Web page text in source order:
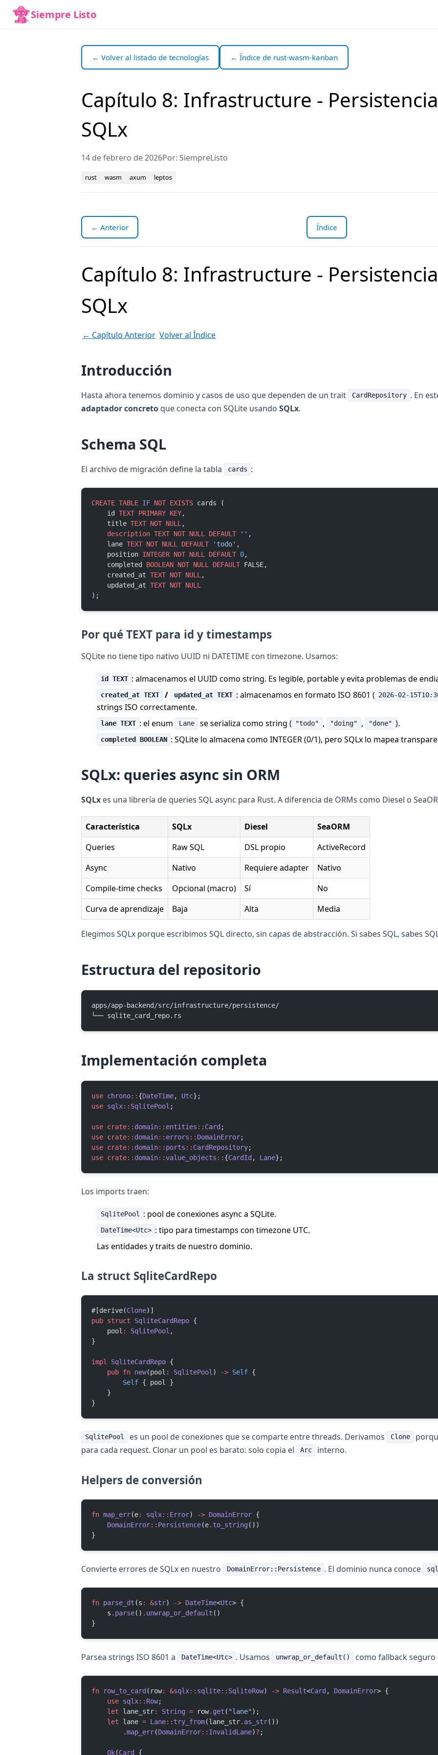
Siempre Listo
← Volver al listado de tecnologías ← Índice de rust-wasm-kanban
Capítulo 8: Infrastructure -
SQLx
14 de febrero de 2026Por: SiempreListo
rust wasm axum leptos
← Anterior Índice
Capítulo 8: Infrastructure -
SQLx
← Capítulo Anterior Volver al Índice
Introducción
Hasta ahora tenemos dominio y casos de uso que dependen de un trait CardRepository . En
adaptador concreto que conecta con SQLite usandoSQLx.
Schema SQL
El archivo de migración define la tabla cards :
CREATE TABLE IF NOT EXISTS cards (
    id
TEXT PRIMARY KEY,
    title
TEXT NOT NULL ,
    description
TEXT NOT NULL DEFAULT '' ,
    lane
TEXT NOT NULL DEFAULT 'todo' ,
    position
INTEGER NOT NULL DEFAULT 0,
    completed
BOOLEAN NOT NULL DEFAULT FALSE,
    created_at
TEXT NOT NULL ,
    updated_at
TEXT NOT NULL
);
Por qué TEXT para id y timestamps
SQLite no tiene tipo nativo UUID ni DATETIME con timezone. Usamos:
id TEXT : almacenamos el UUID como string. Es legible, portable y evita problemas de
created_at TEXT / updated_at TEXT : almacenamos en formato ISO 8601 ( 2026-02-
strings ISO correctamente.
lane TEXT : el enum Lane se serializa como string ( "todo" , "doing" , "done" ).
completed BOOLEAN : SQLite lo almacena como INTEGER (0/1), pero SQLx lo mapea
SQLx: queries async sin ORM
SQLx es una librería de queries SQL async para Rust. A diferencia de ORMs como Diesel o
Característica SQLx Diesel
SeaORM
Queries
Raw SQL DSL propio
ActiveRecord
Async
Nativo Requiere adapter
Nativo
Compile-time checks
Opcional (macro) Sí
No
Curva de aprendizaje
Baja Alta Media
Elegimos SQLx porque escribimos SQL directo, sin capas de abstracción. Si sabes SQL, sabes
Estructura del repositorio
apps/app-backend/src/infrastructure/persistence/
└── sqlite_card_repo.rs
Implementación completa
use chrono:: {DateTime, Utc};
use sqlx:: SqlitePool ;
use crate:: domain:: entities :: Card;
use crate:: domain:: errors :: DomainError;
use crate:: domain:: ports :: CardRepository;
use crate:: domain::value_objects :: {CardId, Lane};
Los imports traen:
SqlitePool : pool de conexiones async a SQLite.
DateTime<Utc> : tipo para timestamps con timezone UTC.
Las entidades y traits de nuestro dominio.
La struct SqliteCardRepo
#[derive(Clone)]
pub struct SqliteCardRepo {
    pool
: SqlitePool ,
}
impl SqliteCardRepo {
    pub
fn new(pool : SqlitePool ) -> Self {
        Self
{ pool }
    }
}
SqlitePool es un pool de conexiones que se comparte entre threads. Derivamos Clone
para cada request. Clonar un pool es barato: solo copia el
Arc interno.
Helpers de conversión
fn map_err(e: sqlx:: Error) -> DomainError {
    DomainError
:: Persistence(e. to_string())
}
Convierte errores de SQLx en nuestro DomainError::Persistence . El dominio nunca conoce
fn parse_dt (s : &str) -> DateTime<Utc> {
    s
. parse() . unwrap_or_default ()
}
Parsea strings ISO 8601 a DateTime<Utc> . Usamos unwrap_or_default() como fallback seguro
fn row_to_card(row: &sqlx:: sqlite:: SqliteRow) -> Result<Card, DomainError> {
    use
sqlx:: Row;
    let
lane_str: String = row. get ( "lane");
    let
lane = Lane:: try_from(lane_str. as_str())
        .
map_err(DomainError:: InvalidLane)? ;
    Ok
(Card {